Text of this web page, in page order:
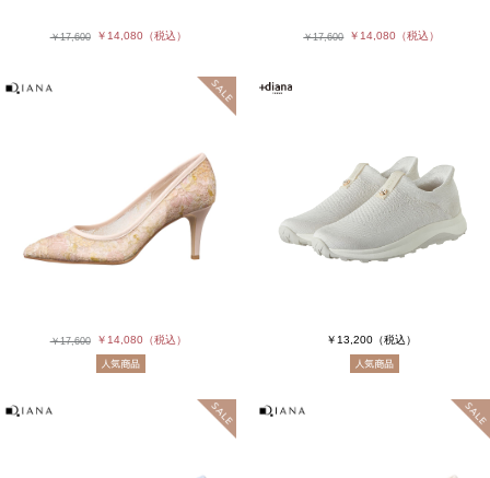
￥17,600 ￥14,080（税込） ￥17,600 ￥14,080 （税込）
￥17,600 ￥14,080（税込） ￥13,200 （税込）